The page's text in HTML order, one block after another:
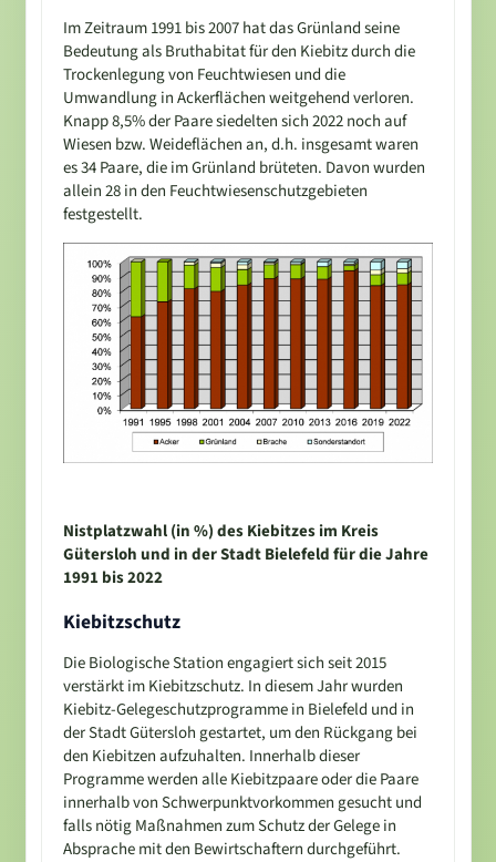
Im Zeitraum 1991 bis 2007 hat das Grünland seine
Bedeutung als Bruthabitat für den Kiebitz durch die
Trockenlegung von Feuchtwiesen und die
Umwandlung in Ackerflächen weitgehend verloren.
Knapp 8,5% der Paare siedelten sich 2022 noch auf
Wiesen bzw. Weideflächen an, d.h. insgesamt waren
es 34 Paare, die im Grünland brüteten. Davon wurden
allein 28 in den Feuchtwiesenschutzgebieten
festgestellt.
Nistplatzwahl (in %) des Kiebitzes im Kreis
Gütersloh und in der Stadt Bielefeld für die Jahre
1991 bis 2022
Kiebitzschutz
Die Biologische Station engagiert sich seit 2015
verstärkt im Kiebitzschutz. In diesem Jahr wurden
Kiebitz-Gelegeschutzprogramme in Bielefeld und in
der Stadt Gütersloh gestartet, um den Rückgang bei
den Kiebitzen aufzuhalten. Innerhalb dieser
Programme werden alle Kiebitzpaare oder die Paare
innerhalb von Schwerpunktvorkommen gesucht und
falls nötig Maßnahmen zum Schutz der Gelege in
Absprache mit den Bewirtschaftern durchgeführt.